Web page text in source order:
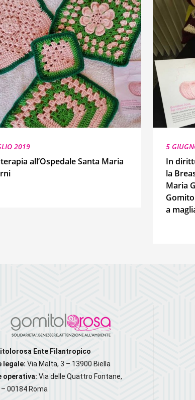
2019
all’Ospedale Santa Maria
5
In
la
Maria
a
Ente Filantropico
legale: Via Malta, 3 – 13900 Biella
operativa: Via delle Quattro Fontane,
– 00184 Roma